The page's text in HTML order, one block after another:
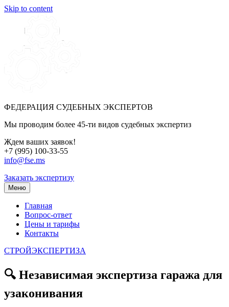
Skip to content
ФЕДЕРАЦИЯ СУДЕБНЫХ ЭКСПЕРТОВ
Мы проводим более 45-ти видов судебных экспертиз
Ждем ваших заявок!
+7 (995) 100-33-55
info@fse.ms
Заказать экспертизу
Меню
Главная
Вопрос-ответ
Цены и тарифы
Контакты
СТРОЙЭКСПЕРТИЗА
🔍 Независимая экспертиза гаража для
узаконивания